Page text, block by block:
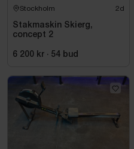
Stockholm 2d
Stakmaskin Skierg,
concept 2
6 200 kr · 54 bud